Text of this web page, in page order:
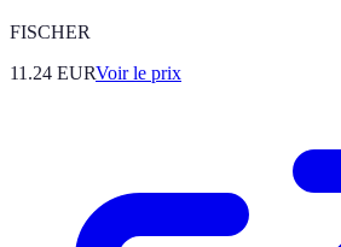
FISCHER
11.24 EURVoir le prix